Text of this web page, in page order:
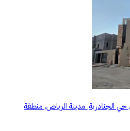
شقة للبيع في شارع رقم 125, حي الجنادرية, مدينة الرياض, منطقة